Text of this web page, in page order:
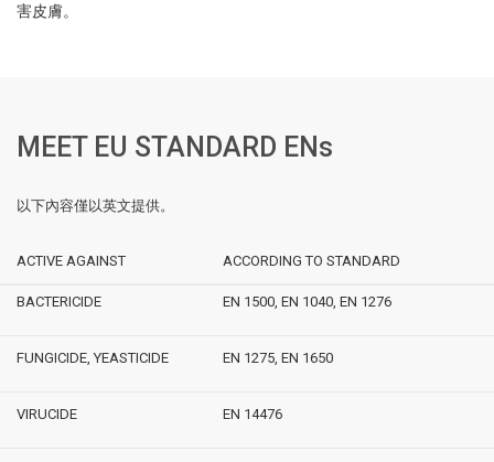
害皮膚。
MEET EU STANDARD ENs
以下內容僅以英文提供。
ACTIVE AGAINST ACCORDING TO STANDARD
BACTERICIDE EN 1500, EN 1040, EN 1276
FUNGICIDE, YEASTICIDE EN 1275, EN 1650
VIRUCIDE EN 14476